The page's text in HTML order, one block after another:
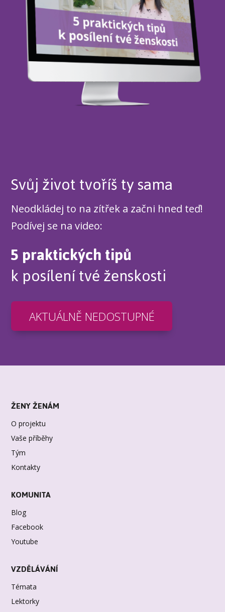
Svůj život tvoříš ty sama
Neodkládej to na zítřek a začni hned teď!
Podívej se na video:
5 praktických tipů
k posílení tvé ženskosti
AKTUÁLNĚ NEDOSTUPNÉ
ŽENY ŽENÁM
O projektu
Vaše příběhy
Tým
Kontakty
KOMUNITA
Blog
Facebook
Youtube
VZDĚLÁVÁNÍ
Témata
Lektorky